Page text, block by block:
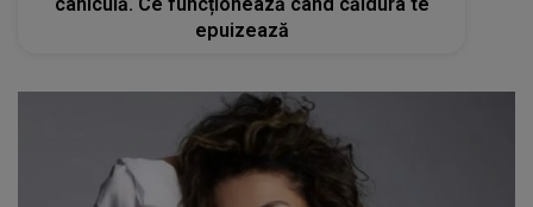
tvmania.libertatea.ro
Cum arată Carmen Brumă la 49 de ani, deși a